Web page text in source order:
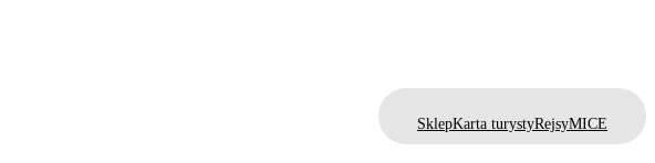
SklepKarta turystyRejsyMICE